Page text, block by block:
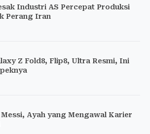
Industri AS Percepat Produksi
Perang Iran
Z Fold8, Flip8, Ultra Resmi, Ini
Ayah yang Mengawal Karier